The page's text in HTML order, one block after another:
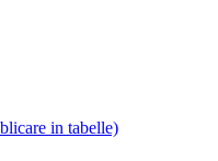
in tabelle)